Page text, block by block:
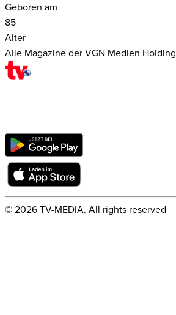
Geboren am
85
Alter
Alle Magazine der VGN Medien Holding
© 2026 TV-MEDIA. All rights reserved